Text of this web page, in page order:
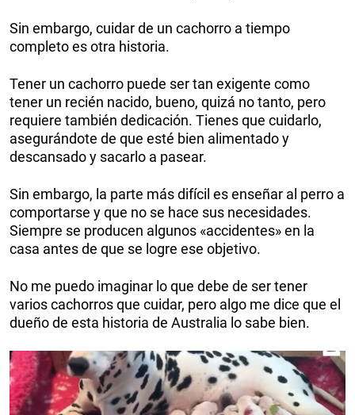
Sin embargo, cuidar de un cachorro a tiempo
completo es otra historia.
Tener un cachorro puede ser tan exigente como
tener un recién nacido, bueno, quizá no tanto, pero
requiere también dedicación. Tienes que cuidarlo,
asegurándote de que esté bien alimentado y
descansado y sacarlo a pasear.
Sin embargo, la parte más difícil es enseñar al perro a
comportarse y que no se hace sus necesidades.
Siempre se producen algunos «accidentes» en la
casa antes de que se logre ese objetivo.
No me puedo imaginar lo que debe de ser tener
varios cachorros que cuidar, pero algo me dice que el
dueño de esta historia de Australia lo sabe bien.